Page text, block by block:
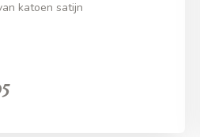
katoen satijn